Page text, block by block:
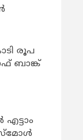
രൂപ
ബാങ്ക്
എട്ടാം